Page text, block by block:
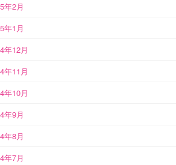
年2月
年1月
年12月
年11月
年10月
年9月
年8月
年7月